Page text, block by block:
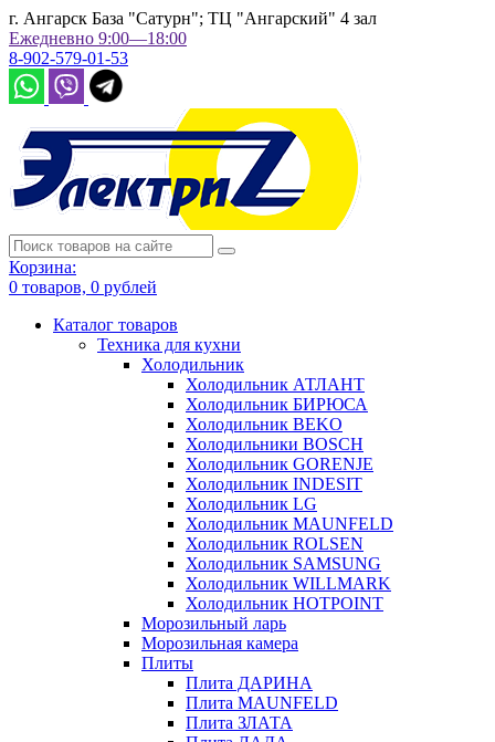
г. Ангарск База "Сатурн"; ТЦ "Ангарский" 4 зал
Ежедневно 9:00—18:00
8-902-579-01-53
Корзина:
0 товаров, 0 рублей
Каталог товаров
Техника для кухни
Холодильник
Холодильник АТЛАНТ
Холодильник БИРЮСА
Холодильник BEKO
Холодильники BOSCH
Холодильник GORENJE
Холодильник INDESIT
Холодильник LG
Холодильник MAUNFELD
Холодильник ROLSEN
Холодильник SAMSUNG
Холодильник WILLMARK
Холодильник HOTPOINT
Морозильный ларь
Морозильная камера
Плиты
Плита ДАРИНА
Плита MAUNFELD
Плита ЗЛАТА